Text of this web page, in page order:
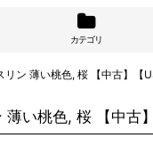
カテゴリ
リン 薄い桃色, 桜 【中古】
薄い桃色, 桜 【中